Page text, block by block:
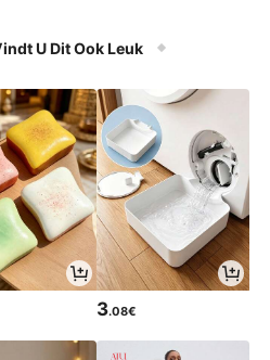
U Dit Ook Leuk
3.08€